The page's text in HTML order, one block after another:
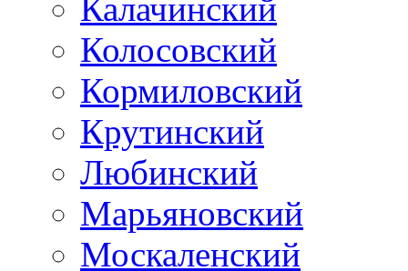
Калачинский
Колосовский
Кормиловский
Крутинский
Любинский
Марьяновский
Москаленский